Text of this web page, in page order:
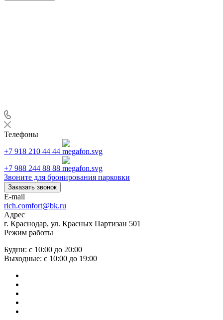
Телефоны
+7 918 210 44 44
+7 988 244 88 88
Звоните для бронирования парковки
Заказать звонок
E-mail
rich.comfort@bk.ru
Адрес
г. Краснодар, ул. Красных Партизан 501
Режим работы
Будни: с 10:00 до 20:00
Выходные: с 10:00 до 19:00